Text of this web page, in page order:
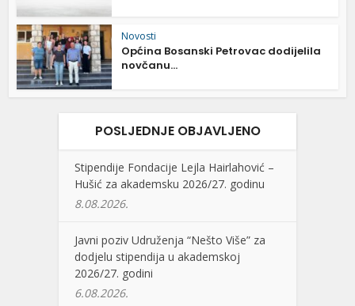
Novosti
Općina Bosanski Petrovac dodijelila
novčanu...
POSLJEDNJE OBJAVLJENO
Stipendije Fondacije Lejla Hairlahović –
Hušić za akademsku 2026/27. godinu
8.08.2026.
Javni poziv Udruženja “Nešto Više” za
dodjelu stipendija u akademskoj
2026/27. godini
6.08.2026.